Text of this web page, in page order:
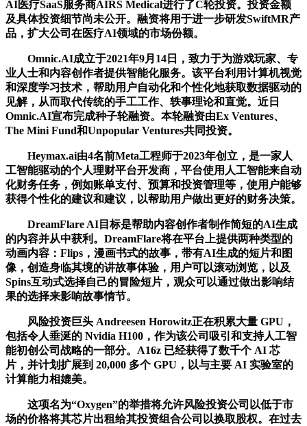
AI医疗SaaS服务商AIRS Medical进行了C轮投资。投资金额
及具体投资细节尚未公开。融资将用于进一步研发SwiftMR产
品，扩大公司在医疗AI领域的市场份额。
Omnic.AI成立于2021年9月14日，致力于为游戏玩家、专
业人士和内容创作者提供智能化服务。该平台利用计算机视觉
和深度学习技术，帮助用户自动化和个性化地获取数据驱动的
见解，从而取代传统的手工工作、轶事理论和直觉。近日
Omnic.AI宣布完成种子轮融资。本轮融资由Ex Ventures、
The Mini Fund和Unpopular Ventures共同投资。
Heymax.ai由4名前Meta工程师于2023年创立，是一家人
工智能驱动的个人理财平台开发商，平台使用人工智能来自动
化财务任务，例如账单支付、预算和投资管理等，使用户能够
获得个性化的建议和建议，以帮助用户做出更好的财务决策。
DreamFlare AI目标是帮助内容创作者制作简短的AI生成
的内容并从中获利。DreamFlare将在平台上提供两种类型的
动画内容：Flips，漫画书式的故事，带有AI生成的短片和图
像，创造身临其境的讲故事体验，用户可以滚动浏览，以及
Spins互动式选择自己的冒险短片，观众可以通过做出影响结
果的选择来影响故事情节。
风险投资巨头 Andreesen Horowitz正在积累大量 GPU，
包括令人垂涎的 Nvidia H100，作为该公司吸引和支持人工智
能初创公司战略的一部分。A16z 已经获得了数千个 AI 芯
片，并计划扩展到 20,000 多个 GPU，以与主要 AI 实验室的
计算能力相媲美。
这项名为“Oxygen”的举措将允许风险投资公司以低于市
场的价格将其芯片出租给其投资组合公司以换取股权。在过去